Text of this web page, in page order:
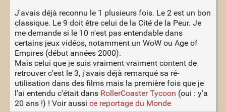
J'avais déjà reconnu le 1 plusieurs fois. Le 2 est un bon
classique. Le 9 doit être celui de la Cité de la Peur. Je
me demande si le 10 n'est pas entendable dans
certains jeux vidéos, notamment un WoW ou Age of
Empires (début années 2000).
Mais celui que je suis vraiment vraiment content de
retrouver c'est le 3, j'avais déjà remarqué sa ré-
utilisation dans des films mais la première fois que je
l'ai entendu c'était dans RollerCoaster Tycoon (oui : y'a
20 ans !) ! Voir aussi ce reportage du Monde